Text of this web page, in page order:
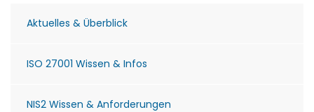
Aktuelles & Überblick
ISO 27001 Wissen & Infos
NIS2 Wissen & Anforderungen